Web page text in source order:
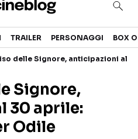
CANALI STREAMING
TRAILER PERSONAGGI BOX
delle Signore, anticipazioni al
Signore,
30 aprile:
Odile